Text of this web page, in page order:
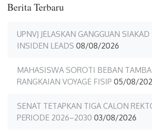
Berita Terbaru
UPNVJ JELASKAN GANGGUAN
INSIDEN LEADS 08/08/2026
MAHASISWA SOROTI BEBAN
RANGKAIAN VOYAGE FISIP 05/08/
SENAT TETAPKAN TIGA CALON
PERIODE 2026–2030 03/08/2026